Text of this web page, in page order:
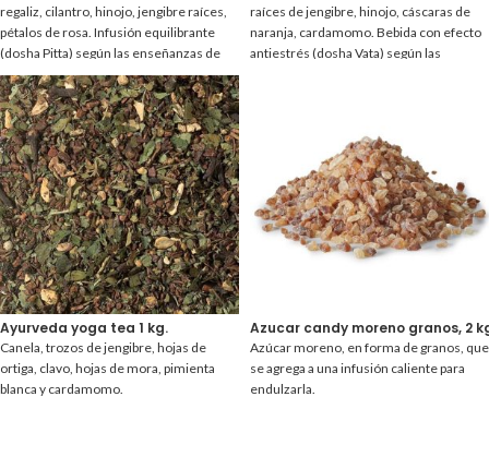
regaliz, cilantro, hinojo, jengibre raíces,
pétalos de rosa. Infusión equilibrante
(dosha Pitta) según las enseñanzas de
Ayurveda
raíces de jengibre, hinojo, cáscaras de
naranja, cardamomo. Bebida con efecto
antiestrés (dosha Vata) según las
Ayurveda yoga tea 1 kg.
Canela, trozos de jengibre, hojas de
ortiga, clavo, hojas de mora, pimienta
blanca y cardamomo.
Azucar candy moreno granos, 2
Azúcar moreno, en forma de granos, que
se agrega a una infusión caliente para
endulzarla.